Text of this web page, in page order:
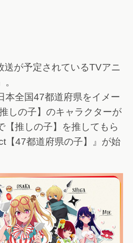
送が予定されているTVアニ
本全国47都道府県をイメー
しの子】のキャラクターが
【推しの子】を推してもら
【47都道府県の子】』が始